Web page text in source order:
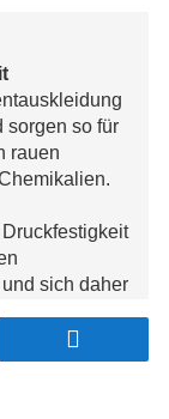
sorgen so für
rauen
sich daher
und DN600,